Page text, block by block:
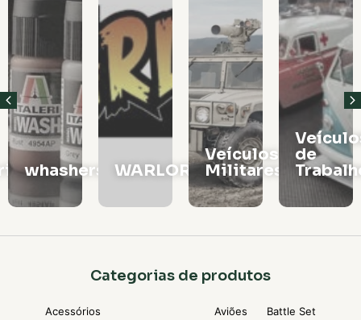
WARLORD Militares
Veículos
de
Trabalho
Vagões
e
Categorias de produtos
Acessórios Aviões Battle Set